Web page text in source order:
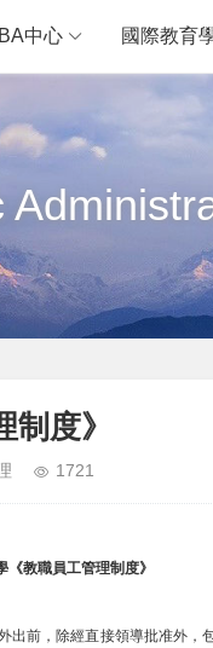
中心 國際教育
度》
1721
《教職員工管理制度》
出前，除經直接領導批准外，